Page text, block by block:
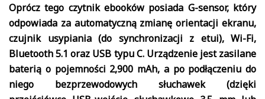
Oprócz tego czytnik ebooków posiada G-sensor, który
odpowiada za automatyczną zmianę orientacji ekranu,
czujnik usypiania (do synchronizacji z etui), Wi-Fi,
Bluetooth 5.1 oraz USB typu C. Urządzenie jest zasilane
baterią o pojemności 2,900 mAh, a po podłączeniu do
niego bezprzewodowych słuchawek (dzięki